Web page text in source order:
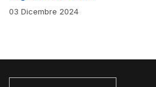
03 Dicembre 2024